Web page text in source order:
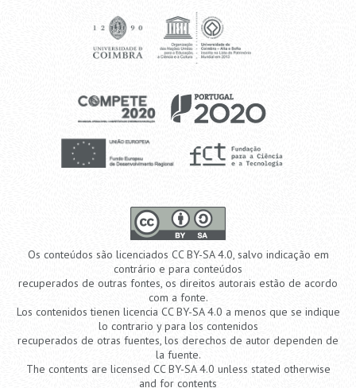
Os conteúdos são licenciados CC BY-SA 4.0, salvo indicação em
contrário e para conteúdos
recuperados de outras fontes, os direitos autorais estão de acordo
com a fonte.
Los contenidos tienen licencia CC BY-SA 4.0 a menos que se indique
lo contrario y para los contenidos
recuperados de otras fuentes, los derechos de autor dependen de
la fuente.
The contents are licensed CC BY-SA 4.0 unless stated otherwise
and for contents